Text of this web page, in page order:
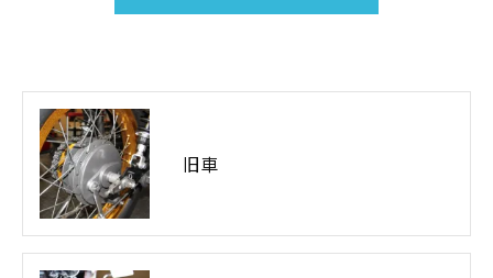
個人情報の開示･訂正･削除・利用停止の具体的手続きに
旧車